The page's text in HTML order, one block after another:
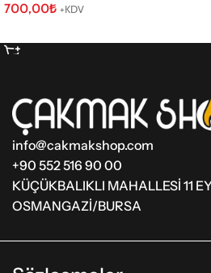
700,00₺ +KDV
info@cakmakshop.com
+90 552 516 90 00
KÜÇÜKBALIKLI MAHALLESİ 11
OSMANGAZİ/BURSA